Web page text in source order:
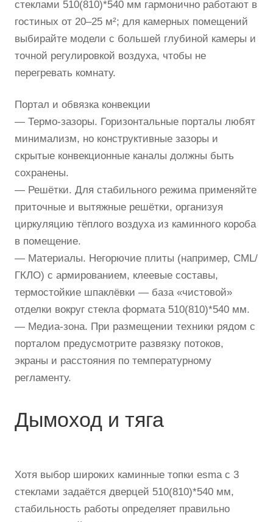
стеклами 510(810)*540 мм гармонично работают в
гостиных от 20–25 м²; для камерных помещений
выбирайте модели с большей глубиной камеры и
точной регулировкой воздуха, чтобы не
перегревать комнату.
Портал и обвязка конвекции
— Термо-зазоры. Горизонтальные порталы любят
минимализм, но конструктивные зазоры и
скрытые конвекционные каналы должны быть
сохранены.
— Решётки. Для стабильного режима применяйте
приточные и вытяжные решётки, организуя
циркуляцию тёплого воздуха из каминного короба
в помещение.
— Материалы. Негорючие плиты (например, СМL/
ГКЛО) с армированием, клеевые составы,
термостойкие шпаклёвки — база «чистовой»
отделки вокруг стекла формата 510(810)*540 мм.
— Медиа-зона. При размещении техники рядом с
порталом предусмотрите развязку потоков,
экраны и расстояния по температурному
регламенту.
Дымоход и тяга
Хотя выбор широких каминные топки esma с 3
стеклами задаётся дверцей 510(810)*540 мм,
стабильность работы определяет правильно